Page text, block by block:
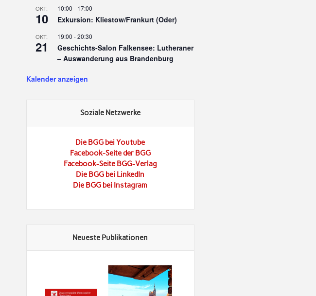
OKT.
10
10:00 - 17:00
Exkursion: Kliestow/Frankurt (Oder)
OKT.
21
19:00 -20:30
Geschichts-Salon Falkensee: Lutheraner
– Auswanderung aus Brandenburg
Kalender anzeigen
Soziale Netzwerke
Die BGG bei Youtube
Facebook-Seite der BGG
Facebook-Seite BGG-Verlag
Die BGG bei LinkedIn
Die BGG bei Instagram
Neueste Publikationen